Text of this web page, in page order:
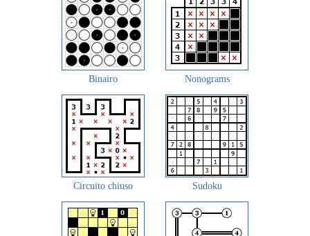
Binairo Nonograms
Circuito chiuso Sudoku